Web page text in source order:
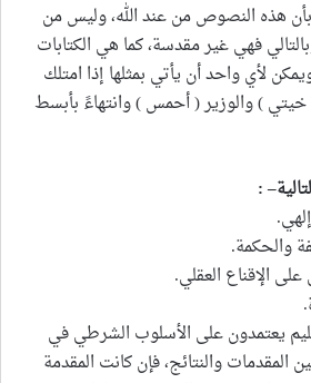
هذه النصوص من عند الله، وليس من
فهي غير مقدسة، كما هي الكتابات
لأي واحد أن يأتي بمثلها إذا امتلك
( خيتي ) والوزير ( أحمس ) وانتهاءً بأبسط
– :
والحكمة.
على الإقناع العقلي.
يعتمدون على الأسلوب الشرطي في
المقدمات والنتائج، فإن كانت المقدمة